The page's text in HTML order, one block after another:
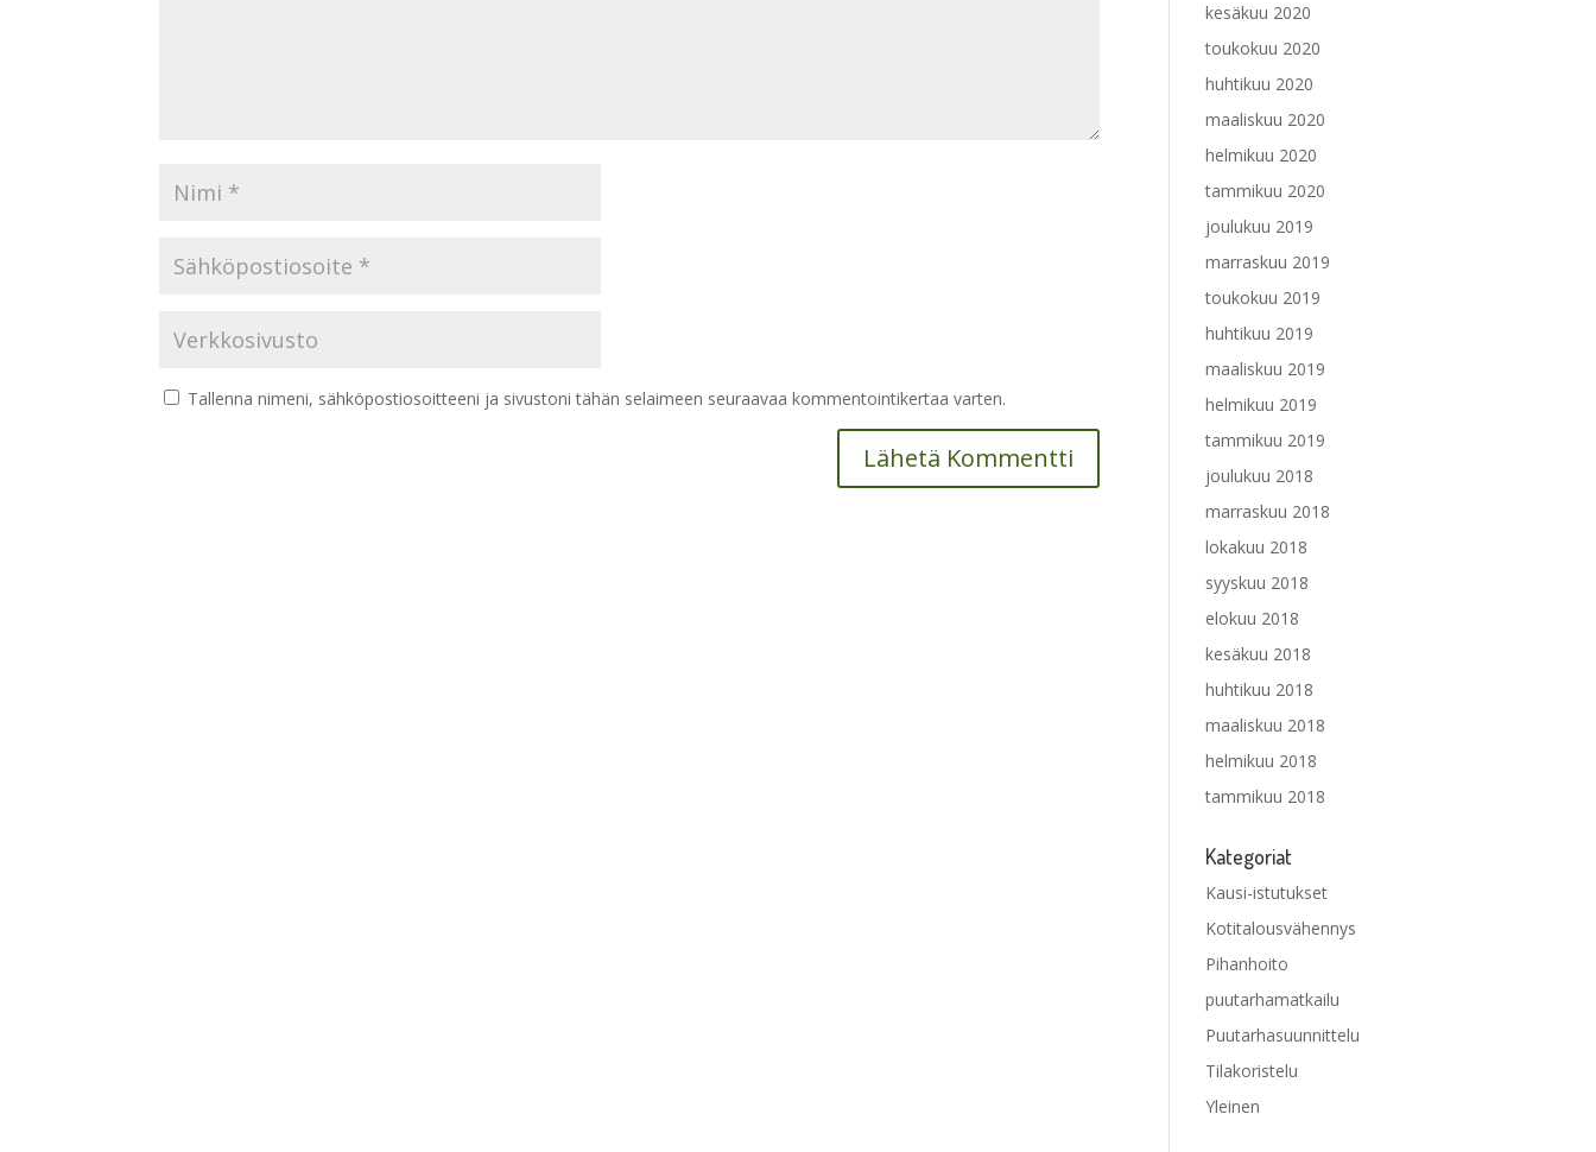
Tallenna nimeni, sähköpostiosoitteeni ja sivustoni tähän selaimeen seuraavaa kommentointikertaa varten.
kesäkuu 2020
toukokuu 2020
huhtikuu 2020
maaliskuu 2020
helmikuu 2020
tammikuu 2020
joulukuu 2019
marraskuu 2019
toukokuu 2019
huhtikuu 2019
maaliskuu 2019
helmikuu 2019
tammikuu 2019
joulukuu 2018
marraskuu 2018
lokakuu 2018
syyskuu 2018
elokuu 2018
kesäkuu 2018
huhtikuu 2018
maaliskuu 2018
helmikuu 2018
tammikuu 2018
Kategoriat
Kausi-istutukset
Kotitalousvähennys
Pihanhoito
puutarhamatkailu
Puutarhasuunnittelu
Tilakoristelu
Yleinen